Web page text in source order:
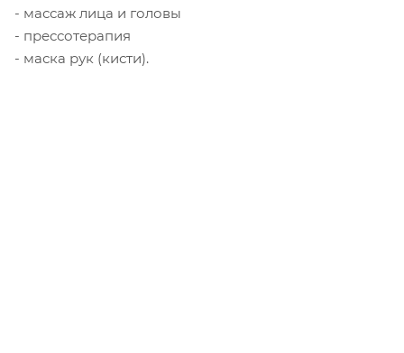
- массаж лица и головы
- прессотерапия
- маска рук (кисти).